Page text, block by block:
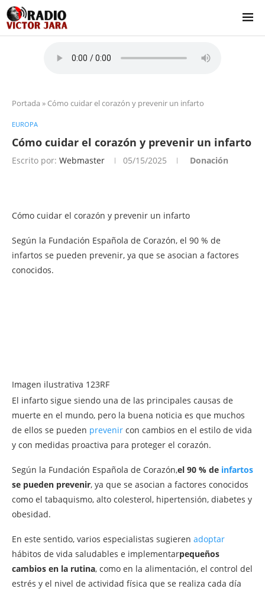
Portada » Cómo cuidar el corazón y prevenir un infarto
EUROPA
Cómo cuidar el corazón y prevenir un infarto
Escrito por: Webmaster 05/15/2025 Donación
Cómo cuidar el corazón y prevenir un infarto
Según la Fundación Española de Corazón, el 90 % de
infartos se pueden prevenir, ya que se asocian a factores
conocidos.
Imagen ilustrativa 123RF
El infarto sigue siendo una de las principales causas de
muerte en el mundo, pero la buena noticia es que muchos
de ellos se pueden prevenir con cambios en el estilo de vida
y con medidas proactiva para proteger el corazón.
Según la Fundación Española de Corazón,el 90 % de infartos
se pueden prevenir, ya que se asocian a factores conocidos
como el tabaquismo, alto colesterol, hipertensión, diabetes y
obesidad.
En este sentido, varios especialistas sugieren adoptar
hábitos de vida saludables e implementarpequeños
cambios en la rutina, como en la alimentación, el control del
estrés y el nivel de actividad física que se realiza cada día